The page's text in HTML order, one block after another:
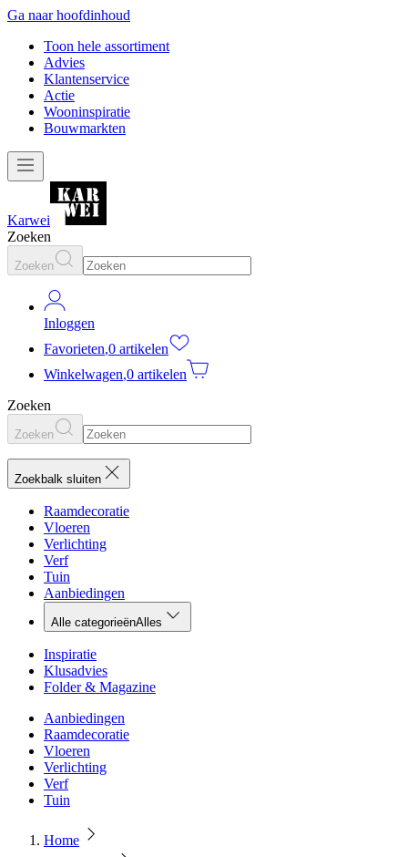
Ga naar hoofdinhoud
Toon hele assortiment
Advies
Klantenservice
Actie
Wooninspiratie
Bouwmarkten
Karwei
Zoeken
Zoeken
Inloggen
Favorieten,0 artikelen
Winkelwagen,0 artikelen
Zoeken
Zoeken
Zoekbalk sluiten
Raamdecoratie
Vloeren
Verlichting
Verf
Tuin
Aanbiedingen
Alle categorieënAlles
Inspiratie
Klusadvies
Folder & Magazine
Aanbiedingen
Raamdecoratie
Vloeren
Verlichting
Verf
Tuin
Home